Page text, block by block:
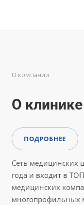
О компании
О клинике
ПОДРОБНЕЕ
Сеть медицинских
года и входит в
медицинских
многопрофильных